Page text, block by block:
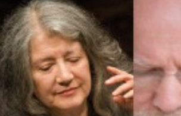
団体・法人の方へ
メルマガ登録